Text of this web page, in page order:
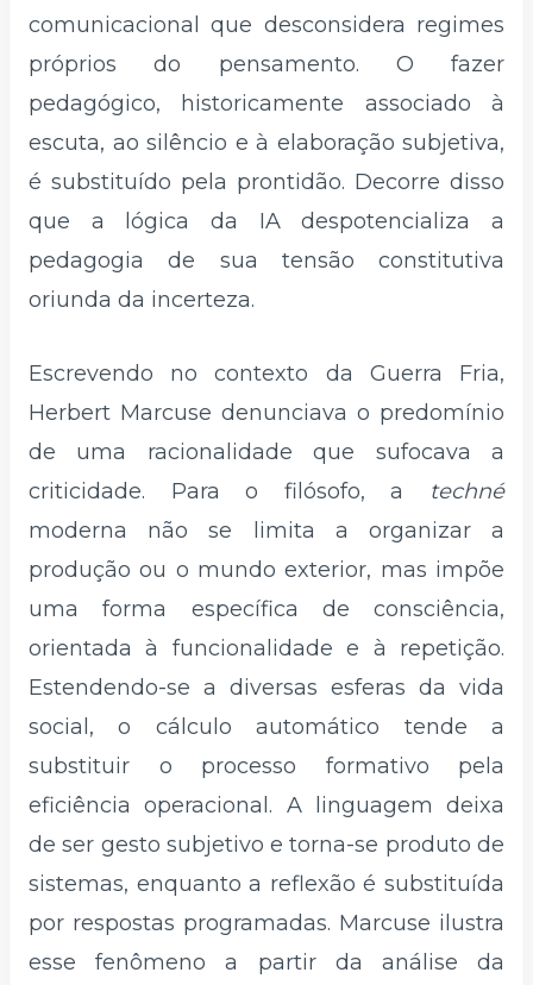
comunicacional que desconsidera regimes
próprios do pensamento. O fazer
pedagógico, historicamente associado à
escuta, ao silêncio e à elaboração subjetiva,
é substituído pela prontidão. Decorre disso
que a lógica da IA despotencializa a
pedagogia de sua tensão constitutiva
oriunda da incerteza.
Escrevendo no contexto da Guerra Fria,
Herbert Marcuse denunciava o predomínio
de uma racionalidade que sufocava a
criticidade. Para o filósofo, a techné
moderna não se limita a organizar a
produção ou o mundo exterior, mas impõe
uma forma específica de consciência,
orientada à funcionalidade e à repetição.
Estendendo-se a diversas esferas da vida
social, o cálculo automático tende a
substituir o processo formativo pela
eficiência operacional. A linguagem deixa
de ser gesto subjetivo e torna-se produto de
sistemas, enquanto a reflexão é substituída
por respostas programadas. Marcuse ilustra
esse fenômeno a partir da análise da